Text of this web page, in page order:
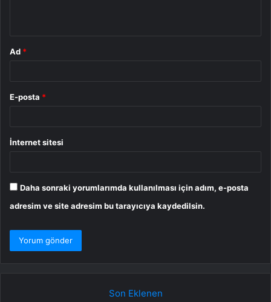
Ad *
E-posta *
İnternet sitesi
Daha sonraki yorumlarımda kullanılması için adım, e-posta
adresim ve site adresim bu tarayıcıya kaydedilsin.
Son Eklenen